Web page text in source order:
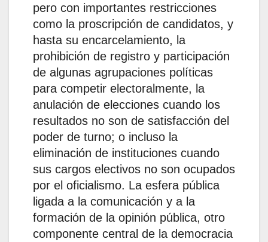
pero con importantes restricciones
como la proscripción de candidatos, y
hasta su encarcelamiento, la
prohibición de registro y participación
de algunas agrupaciones políticas
para competir electoralmente, la
anulación de elecciones cuando los
resultados no son de satisfacción del
poder de turno; o incluso la
eliminación de instituciones cuando
sus cargos electivos no son ocupados
por el oficialismo. La esfera pública
ligada a la comunicación y a la
formación de la opinión pública, otro
componente central de la democracia